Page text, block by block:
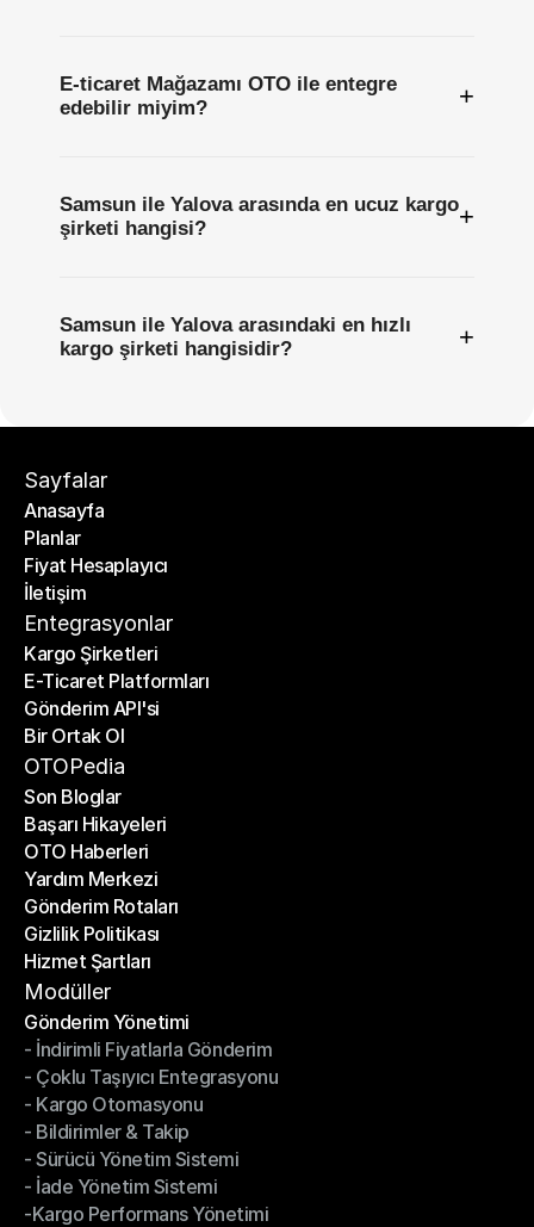
E-ticaret Mağazamı OTO ile entegre
edebilir miyim?
+
Samsun ile Yalova arasında en ucuz kargo
şirketi hangisi?
+
Samsun ile Yalova arasındaki en hızlı
kargo şirketi hangisidir?
+
Sayfalar
Anasayfa
Anasayfa
Planlar
Planlar
Fiyat Hesaplayıcı
Fiyat Hesaplayıcı
İletişim
İletişim
Entegrasyonlar
Kargo Şirketleri
Kargo Şirketleri
E-Ticaret Platformları
E-Ticaret Platformları
Gönderim API'si
Gönderim API'si
Bir Ortak Ol
Bir Ortak Ol
OTOPedia
Son Bloglar
Son Bloglar
Başarı Hikayeleri
Başarı Hikayeleri
OTO Haberleri
OTO Haberleri
Yardım Merkezi
Yardım Merkezi
Gönderim Rotaları
Gönderim Rotaları
Gizlilik Politikası
Gizlilik Politikası
Hizmet Şartları
Hizmet Şartları
Modüller
Gönderim Yönetimi
Gönderim Yönetimi
- İndirimli Fiyatlarla Gönderim
- İndirimli Fiyatlarla Gönderim
- Çoklu Taşıyıcı Entegrasyonu
- Çoklu Taşıyıcı Entegrasyonu
- Kargo Otomasyonu
- Kargo Otomasyonu
- Bildirimler & Takip
- Bildirimler & Takip
- Sürücü Yönetim Sistemi
- Sürücü Yönetim Sistemi
- İade Yönetim Sistemi
- İade Yönetim Sistemi
-Kargo Performans Yönetimi